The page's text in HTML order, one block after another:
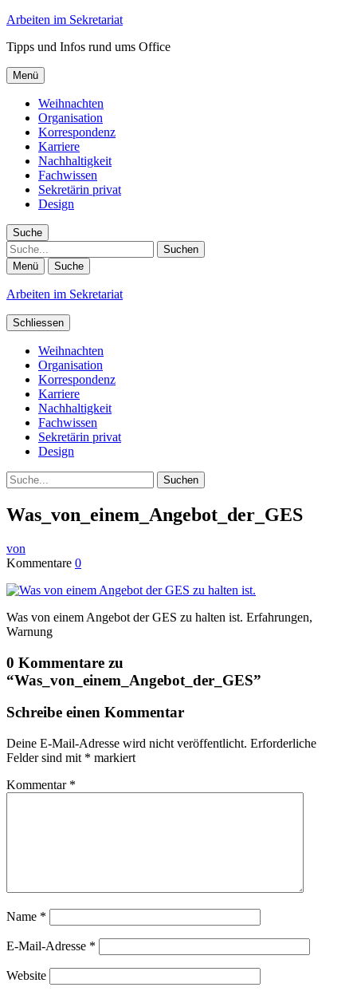
Arbeiten im Sekretariat
Tipps und Infos rund ums Office
Menü
Weihnachten
Organisation
Korrespondenz
Karriere
Nachhaltigkeit
Fachwissen
Sekretärin privat
Design
Suche
Suche
Menü Suche
Arbeiten im Sekretariat
Schliessen
Weihnachten
Organisation
Korrespondenz
Karriere
Nachhaltigkeit
Fachwissen
Sekretärin privat
Design
Suche
Was_von_einem_Angebot_der_GES
von
Kommentare 0
Was von einem Angebot der GES zu halten ist. Erfahrungen,
Warnung
0 Kommentare zu
“Was_von_einem_Angebot_der_GES”
Schreibe einen Kommentar
Deine E-Mail-Adresse wird nicht veröffentlicht. Erforderliche
Felder sind mit * markiert
Kommentar *
Name *
E-Mail-Adresse *
Website